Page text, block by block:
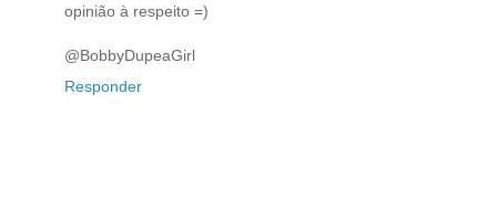
opinião à respeito =)
@BobbyDupeaGirl
Responder